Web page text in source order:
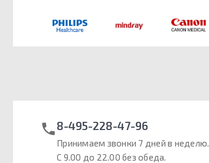
8-495-228-47-96
Принимаем звонки 7 дней в неделю.
С 9.00 до 22.00 без обеда.